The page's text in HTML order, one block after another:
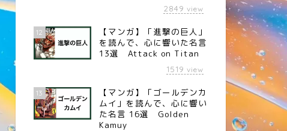
家 グラハム・ベル）
【名言】すっきり（アイルラン
ドの著述家 マーフィー）
2849 view
12
【マンガ】「進撃の巨人」
を読んで、心に響いた名言
13選 Attack on Titan
1519 view
13
【マンガ】「ゴールデンカ
ムイ」を読んで、心に響い
た名言 16選 Golden
Kamuy